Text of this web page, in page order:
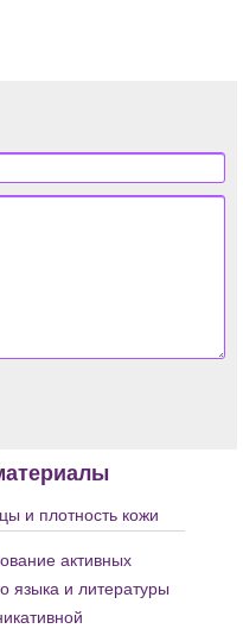
и плотность кожи
активных
языка и литературы